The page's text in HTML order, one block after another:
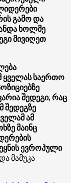
გამო და
ხოლმე
მივიღეთ
ყველას საერთო
შედეგი, რაც
შედეგზე
ამ
მაინც
ევროპული
მამუკა